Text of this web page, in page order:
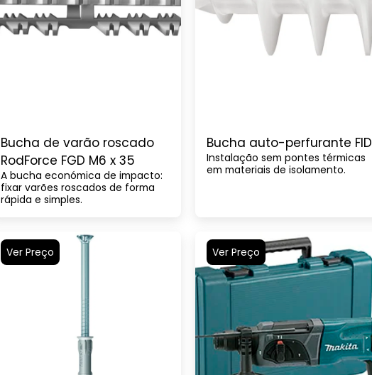
Bucha de varão roscado
RodForce FGD M6 x 35
A bucha económica de impacto:
fixar varões roscados de forma
rápida e simples.
Bucha auto-perfurante FID
Instalação sem pontes térmicas
em materiais de isolamento.
Ver Preço Ver Preço